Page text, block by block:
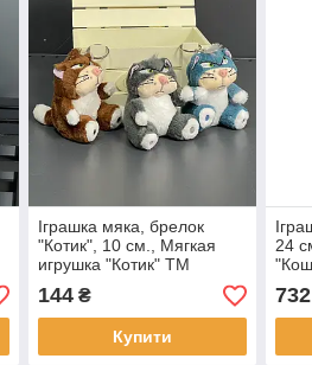
Іграшка мяка, брелок
"Котик", 10 см., Мягкая
игрушка "Котик" ТМ
"Сонечко"
144₴
Купити
24
732